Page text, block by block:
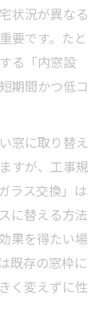
ムの選定基
フォーム術
する方法
効果の違
ーム
効果を比
用対効果向
び方
状況が異なる
要です。たと
る「内窓設
期間かつ低コ
窓に取り替え
すが、工事規
ラス交換」は
に替える方法
果を得たい場
既存の窓枠に
く変えずに性